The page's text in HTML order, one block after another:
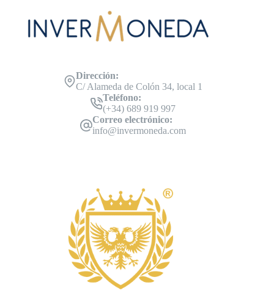
Dirección:
C/ Alameda de Colón 34, local 1
Teléfono:
(+34) 689 919 997
Correo electrónico:
info@invermoneda.com